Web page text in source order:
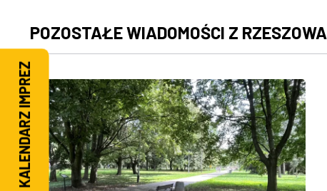
POZOSTAŁE WIADOMOŚCI Z RZESZOWA
KALENDARZ IMPREZ